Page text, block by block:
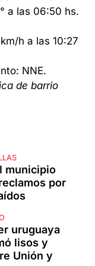
a las 06:50 hs.
h a las 10:27
NNE.
de barrio
municipio
por
uruguaya
lisos y
Unión y